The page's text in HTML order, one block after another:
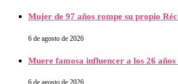
Mujer de 97 años rompe su propio
6 de agosto de 2026
Muere famosa influencer a los 26 años